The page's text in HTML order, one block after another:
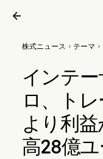

株式ニュース  テーマ 
インテ
ロ、ト
より利
高28億